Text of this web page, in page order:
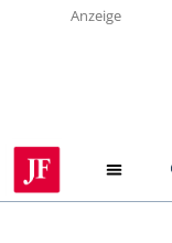
Anzeige